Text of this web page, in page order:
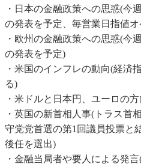
・日本の金融政策への思惑(今
の発表を予定、毎営業日指値
・欧州の金融政策への思惑(今
の発表を予定)
・米国のインフレの動向(経済
る)
・米ドルと日本円、ユーロの
・英国の新首相人事(トラス首
守党党首選の第1回議員投票と
後任を選出)
・金融当局者や要人による発